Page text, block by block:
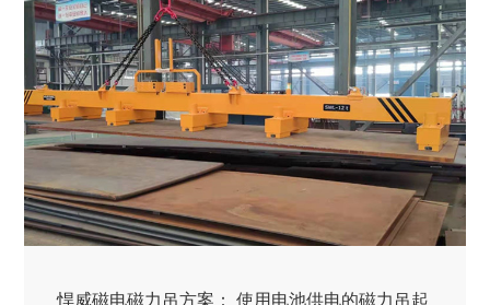
悍威磁电磁力吊方案： 使用电池供电的磁力吊起